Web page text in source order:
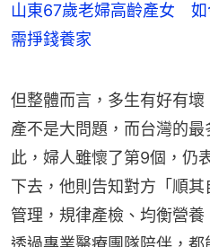
山東67歲老婦高齡產女
需掙錢養家
但整體而言，多生有好有
產不是大問題，而台灣的
此，婦人雖懷了第9個，仍
下去，他則告知對方「順
管理，規律產檢、均衡營養